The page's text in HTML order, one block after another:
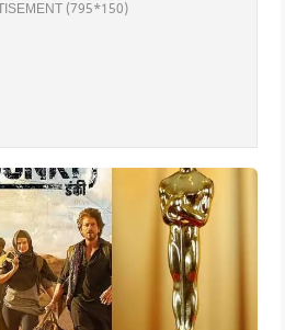
(795*150)